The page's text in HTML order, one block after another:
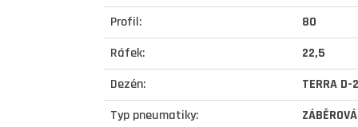
Profil:
80
Ráfek:
22,5
Dezén:
TERRA D-
Typ pneumatiky:
ZÁBĚROVÁ